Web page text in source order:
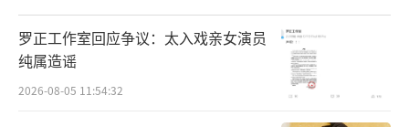
活起来。《唐宫夜宴》充满了现实主义色彩和
传统文化韵味,深刻展现了新时代文艺工作者坚
守初心、与时俱进的艺术精神。琵琶女最高光
的时刻是她去表演的路上,是她最有希望的时
罗正工作室回应争议：太入戏亲女演员
纯属造谣
2026-08-05 11:54:32